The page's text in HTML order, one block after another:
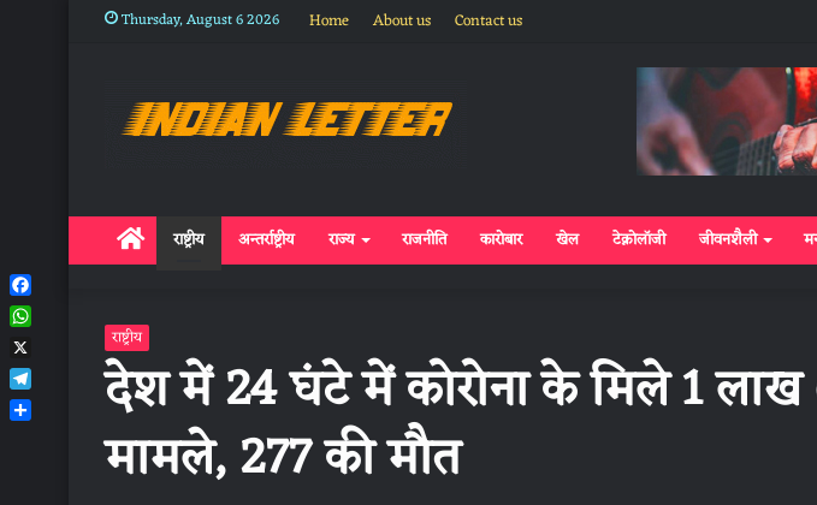
Thursday, August 6 2026 Home About us Contact us
Homeराष्ट्रीय अन्तर्राष्ट्रीय राज्य राजनीति कारोबार खेल टेक्नोलॉजी जीवनशैली
राष्ट्रीय
देश में 24 घंटे में कोरोना के मिले 1 लाख
मामले, 277 की मौत
Facebook
WhatsApp
X
Telegram